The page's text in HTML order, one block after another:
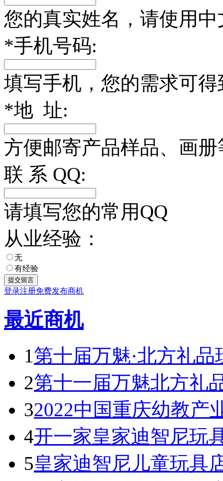
您的真实姓名，请使用中
*手机号码:
填写手机，您的需求可
*地 址:
方便邮寄产品样品、画
联 系 QQ:
请填写您的常用QQ
从业经验：
无
有经验
登录注册免费发布商机
最近商机
1第十届万魅·北方礼
2第十一届万魅北方礼
32022中国重庆幼教产
4开一家皇家迪智尼玩
5皇家迪智尼儿童玩具